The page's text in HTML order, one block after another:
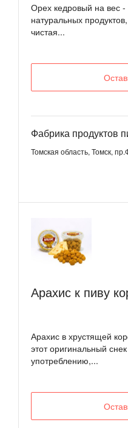
Орех кедровый на вес
натуральных
чистая...
Фабрика продуктов
Томская область, Томск,
Арахис к пиву
Арахис в хрустящей
этот оригинальный
употреблению,...